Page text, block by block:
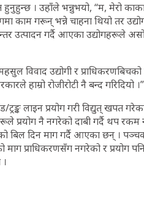
हुनुहुन्छ । उहाँले भन्नुभयो, “म, मेरो
काम गरून् भन्ने चाहना थियो तर
उत्पादन गर्दै आएका उद्योगहरूले
विवाद उद्योगी र
हाम्रो रोजीरोटी नै बन्द गरिदियो ।”
लाइन प्रयोग गरी विद्युत् खपत
प्रयोग नै नगरेको दाबी गर्दै थप
बिल दिन माग गर्दै आएका छन् ।
प्राधिकरणसँग नगरेको र प्रयोग